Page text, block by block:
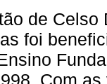
de
foi
Com